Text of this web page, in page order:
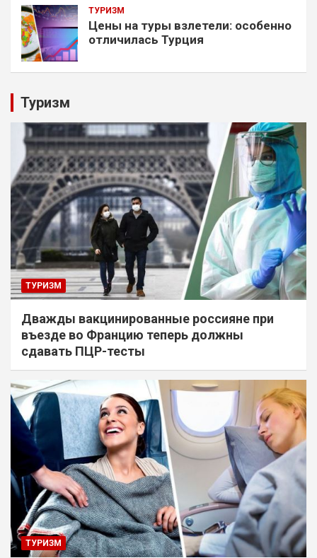
ТУРИЗМ
Цены на туры взлетели: особенно
отличилась Турция
Туризм
ТУРИЗМ
Дважды вакцинированные россияне при
въезде во Францию теперь должны
сдавать ПЦР-тесты
ТУРИЗМ